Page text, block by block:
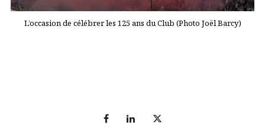
L’occasion de célébrer les 125 ans du Club (Photo Joël Barcy)